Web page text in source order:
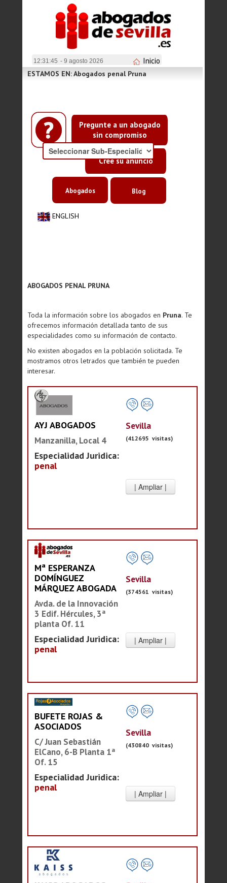
12:31:46 - 9 agosto 2026 Inicio
Pregunte a un abogado
sin compromiso
Cree su anuncio
ESTAMOS EN: Abogados penal Pruna
ENGLISH
Abogados Blog
ABOGADOS PENAL PRUNA
Toda la información sobre los abogados en Pruna. Te
ofrecemos información detallada tanto de sus
especialidades como su información de contacto.
No existen abogados en la población solicitada. Te
mostramos otros letrados que también te pueden
interesar.
AYJ ABOGADOS
Manzanilla, Local 4
Especialidad Juridica:
penal
Sevilla
(412695 visitas)
Mª ESPERANZA
DOMÍNGUEZ
MÁRQUEZ ABOGADA
Avda. de la Innovación
3 Edif. Hércules, 3ª
planta Of. 11
Especialidad Juridica:
penal
Sevilla
(374561 visitas)
BUFETE ROJAS &
ASOCIADOS
C/ Juan Sebastián
ElCano, 6-B Planta 1ª
Of. 15
Especialidad Juridica:
penal
Sevilla
(430840 visitas)